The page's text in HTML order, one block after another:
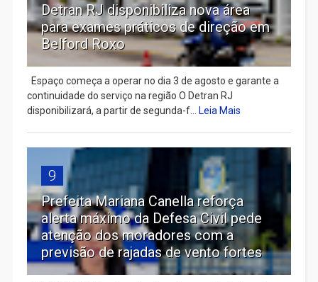
Detran RJ disponibiliza nova área
para exames práticos de direção em
Belford Roxo
Espaço começa a operar no dia 3 de agosto e garante a
continuidade do serviço na região O Detran RJ
disponibilizará, a partir de segunda-f...
Leia Mais
9
Prefeita Mariana Canella reforça
alerta máximo da Defesa Civil pede
atenção dos moradores com a
previsão de rajadas de vento fortes